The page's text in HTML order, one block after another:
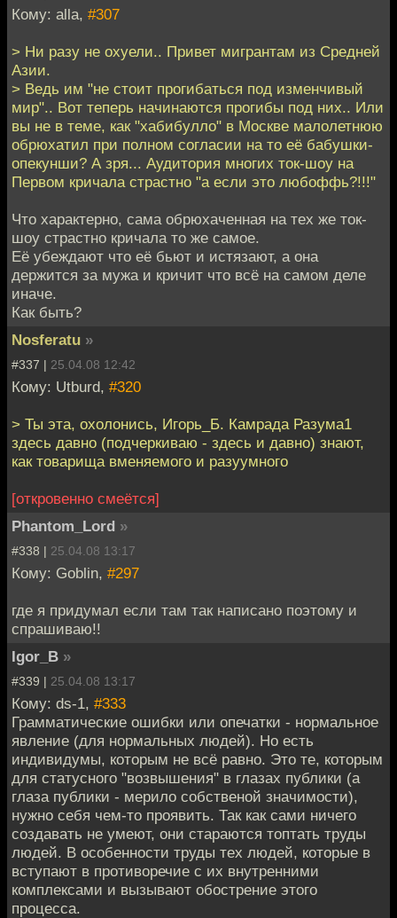
Кому: alla, #307
> Ни разу не охуели.. Привет мигрантам из Средней
Азии.
> Ведь им "не стоит прогибаться под изменчивый
мир".. Вот теперь начинаются прогибы под них.. Или
вы не в теме, как "хабибулло" в Москве малолетнюю
обрюхатил при полном согласии на то её бабушки-
опекунши? А зря... Аудитория многих ток-шоу на
Первом кричала страстно "а если это любоффь?!!!"
Что характерно, сама обрюхаченная на тех же ток-
шоу страстно кричала то же самое.
Её убеждают что её бьют и истязают, а она
держится за мужа и кричит что всё на самом деле
иначе.
Как быть?
Nosferatu »
#337 | 25.04.08 12:42
Кому: Utburd, #320
> Ты эта, охолонись, Игорь_Б. Камрада Разума1
здесь давно (подчеркиваю - здесь и давно) знают,
как товарища вменяемого и разуумного
[откровенно смеётся]
Phantom_Lord »
#338 | 25.04.08 13:17
Кому: Goblin, #297
где я придумал если там так написано поэтому и
спрашиваю!!
Igor_B »
#339 | 25.04.08 13:17
Кому: ds-1, #333
Грамматические ошибки или опечатки - нормальное
явление (для нормальных людей). Но есть
индивидумы, которым не всё равно. Это те, которым
для статусного "возвышения" в глазах публики (а
глаза публики - мерило собственой значимости),
нужно себя чем-то проявить. Так как сами ничего
создавать не умеют, они стараются топтать труды
людей. В особенности труды тех людей, которые в
вступают в противоречие с их внутренними
комплексами и вызывают обострение этого
процесса.